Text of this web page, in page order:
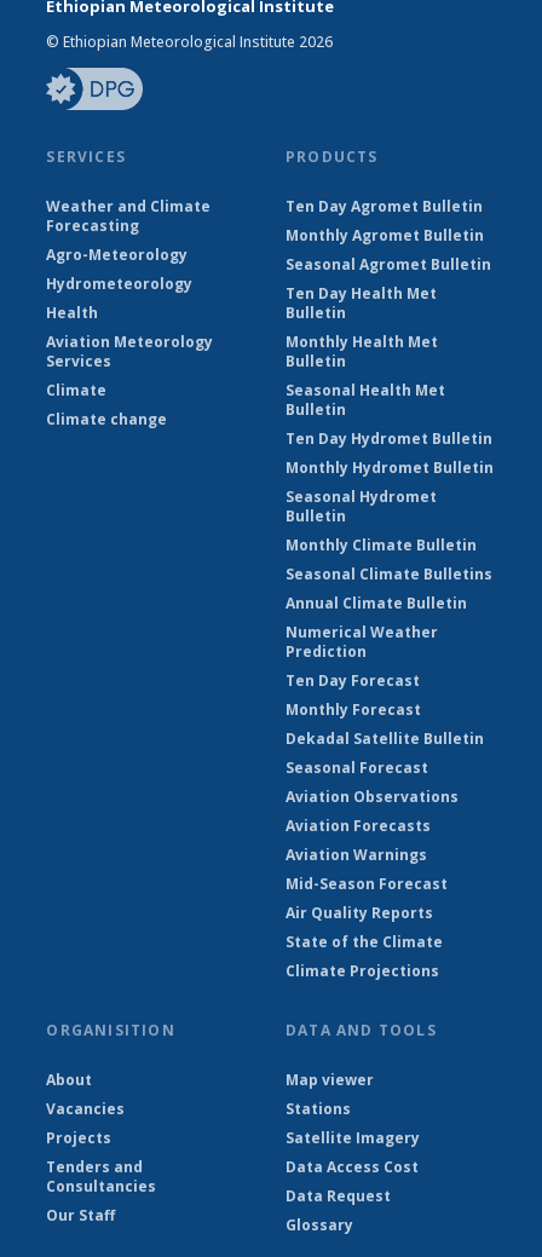
Ethiopian Meteorological Institute
© Ethiopian Meteorological Institute 2026
SERVICES
Weather and Climate
Forecasting
Agro-Meteorology
Hydrometeorology
Health
Aviation Meteorology
Services
Climate
Climate change
PRODUCTS
Ten Day Agromet Bulletin
Monthly Agromet Bulletin
Seasonal Agromet Bulletin
Ten Day Health Met
Bulletin
Monthly Health Met
Bulletin
Seasonal Health Met
Bulletin
Ten Day Hydromet Bulletin
Monthly Hydromet Bulletin
Seasonal Hydromet
Bulletin
Monthly Climate Bulletin
Seasonal Climate Bulletins
Annual Climate Bulletin
Numerical Weather
Prediction
Ten Day Forecast
Monthly Forecast
Dekadal Satellite Bulletin
Seasonal Forecast
Aviation Observations
Aviation Forecasts
Aviation Warnings
Mid-Season Forecast
Air Quality Reports
State of the Climate
Climate Projections
ORGANISITION
About
Vacancies
Projects
Tenders and
Consultancies
Our Staff
DATA AND TOOLS
Map viewer
Stations
Satellite Imagery
Data Access Cost
Data Request
Glossary